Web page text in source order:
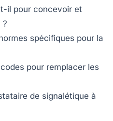
il pour concevoir et
?
spécifiques pour la
pour remplacer les
de signalétique à